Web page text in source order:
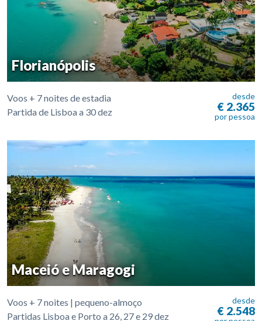
Florianópolis
Voos + 7 noites de estadia
Partida de Lisboa a 30 dez
desde
€ 2.365
por pessoa
Maceió e Maragogi
Voos + 7 noites | pequeno-almoço
Partidas Lisboa e Porto a 26, 27 e 29 dez
desde
€ 2.548